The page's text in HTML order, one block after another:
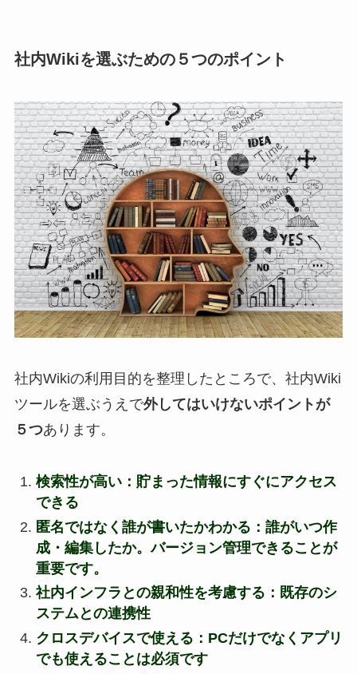
社内Wikiを選ぶための５つのポイント
社内Wikiの利用目的を整理したところで、社内Wiki
ツールを選ぶうえで外してはいけないポイントが
５つあります。
検索性が高い：貯まった情報にすぐにアクセス
できる
匿名ではなく誰が書いたかわかる ：誰がいつ作
成・編集したか。バージョン管理できることが
重要です。
社内インフラとの親和性を考慮する ：既存のシ
ステムとの連携性
クロスデバイスで使える ：PCだけでなくアプリ
でも使えることは必須です